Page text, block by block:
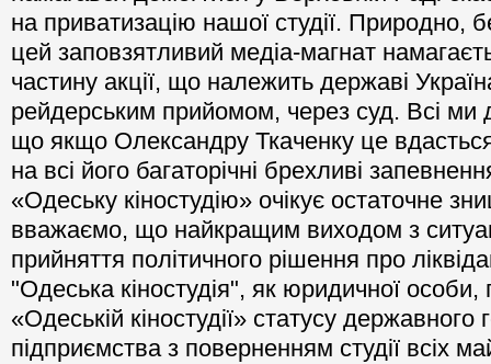
менеджерів, весь минулий рік Олександр
намагався домогтися у Верховній Раді
на приватизацію нашої студії. Природно,
цей заповзятливий медіа-магнат
частину акції, що належить державі
рейдерським прийомом, через суд. Всі ми
що якщо Олександру Ткаченку це
на всі його багаторічні брехливі
«Одеську кіностудію» очікує остаточне
вважаємо, що найкращим виходом з
прийняття політичного рішення про
"Одеська кіностудія", як юридичної